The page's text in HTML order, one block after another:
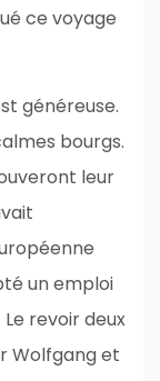
ce voyage
généreuse.
bourgs.
leur
un emploi
revoir deux
Wolfgang et